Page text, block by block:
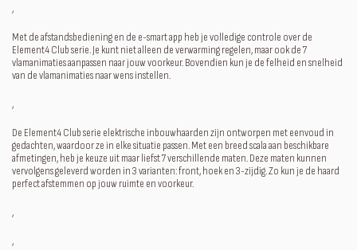
‚
Met de afstandsbediening en de e-smart app heb je volledige controle over de
Element4 Club serie. Je kunt niet alleen de verwarming regelen, maar ook de 7
vlamanimaties aanpassen naar jouw voorkeur. Bovendien kun je de felheid en snelheid
van de vlamanimaties naar wens instellen.
‚
De Element4 Club serie elektrische inbouwhaarden zijn ontworpen met eenvoud in
gedachten, waardoor ze in elke situatie passen. Met een breed scala aan beschikbare
afmetingen, heb je keuze uit maar liefst 7 verschillende maten. Deze maten kunnen
vervolgens geleverd worden in 3 varianten: front, hoek en 3-zijdig. Zo kun je de haard
perfect afstemmen op jouw ruimte en voorkeur.
‚
‚